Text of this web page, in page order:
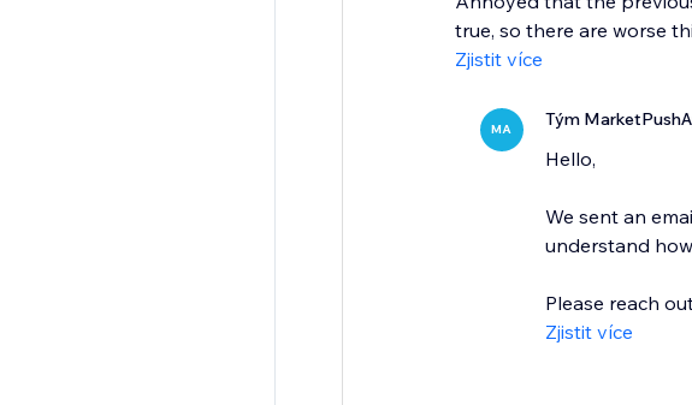
true, so there are worse
Zjistit více
MA Tým
Hello,
We sent an
understand
Please reach
Zjistit více